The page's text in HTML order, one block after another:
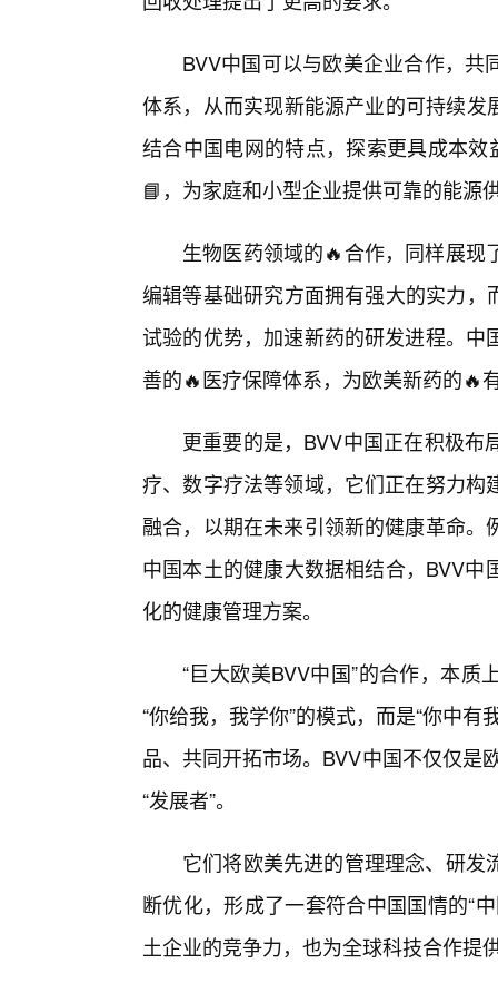
BVV中国可以与欧美企业合作，
体系，从而实现新能源产业的可持续
结合中国电网的特点，探索更具成本
📘，为家庭和小型企业提供可靠的能源
生物医药领域的🔥合作，同样展
编辑等基础研究方面拥有强大的实力
试验的优势，加速新药的研发进程。
善的🔥医疗保障体系，为欧美新药的🔥
更重要的是，BVV中国正在积极
疗、数字疗法等领域，它们正在努力
融合，以期在未来引领新的健康革命
中国本土的健康大数据相结合，BVV
化的健康管理方案。
“巨大欧美BVV中国”的合作，本
“你给我，我学你”的模式，而是“你中
品、共同开拓市场。BVV中国不仅仅是
“发展者”。
它们将欧美先进的管理理念、研
断优化，形成了一套符合中国国情的“
土企业的竞争力，也为全球科技合作提